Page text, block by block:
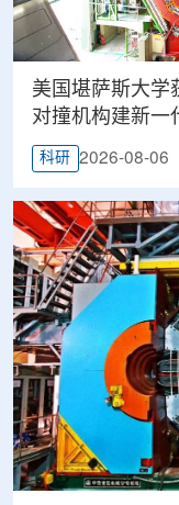
美国堪萨斯大学
对撞机构建新一
科研 2026-08-06